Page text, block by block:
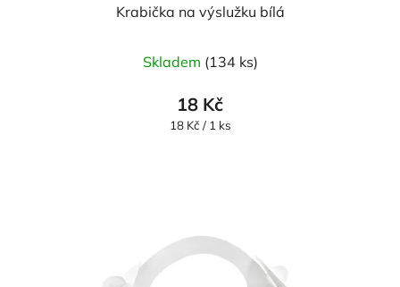
Krabička na výslužku bílá
Skladem (134 ks)
18 Kč
Měrná
18 Kč / 1 ks